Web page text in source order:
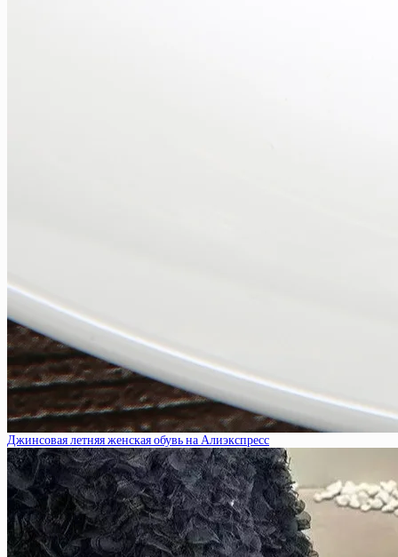
Джинсовая летняя женская обувь на Алиэкспресс